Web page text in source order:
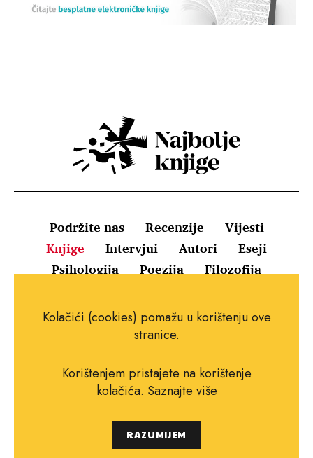
Podržite nas Recenzije
Vijesti
Knjige
Intervjui Autori
Eseji
Psihologija
Poezija Filozofija
Uvjeti korištenja
Pravila o kolačićima
Impressum
Copyright © 2010.-2021. najboljeknjige.com.
Kolačići (cookies) pomažu u korištenju ove
stranice.
Korištenjem pristajete na korištenje
kolačića. Saznajte više
RAZUMIJEM